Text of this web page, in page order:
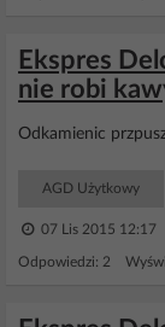
Ekspres
nie robi
Odkamienic
AGD Użytkowy
07 Lis 2015 12:17
Odpowiedzi: 2